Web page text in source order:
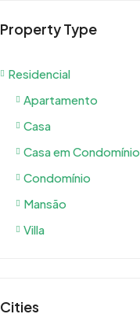
Property Type
Residencial
Apartamento
Casa
Casa em Condomínio
Condomínio
Mansão
Villa
Cities